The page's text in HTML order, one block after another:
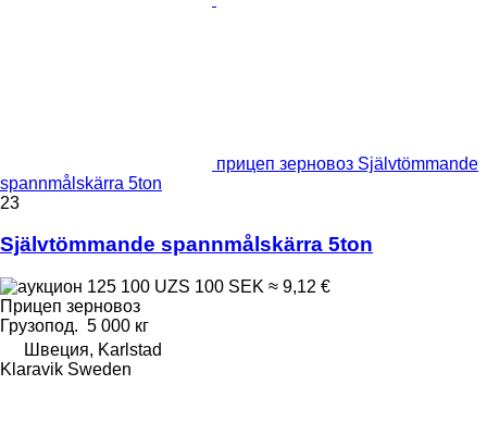
прицеп зерновоз Självtömmande
spannmålskärra 5ton
23
Självtömmande spannmålskärra 5ton
125 100 UZS 100 SEK ≈ 9,12 €
Прицеп зерновоз
Грузопод. 5 000 кг
Швеция, Karlstad
Klaravik Sweden